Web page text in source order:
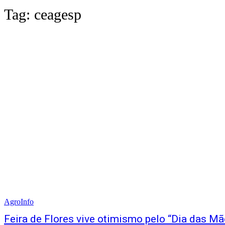
Tag: ceagesp
AgroInfo
Feira de Flores vive otimismo pelo “Dia das